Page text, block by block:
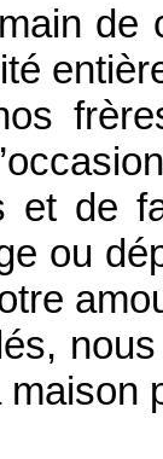
de
et de
ou
maison